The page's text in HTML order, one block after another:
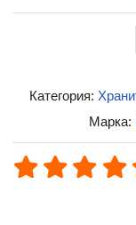
Категория:
Марка: